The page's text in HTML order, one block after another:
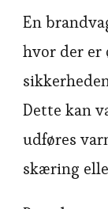
En
hvor der er
Dette kan
udføres
skæring